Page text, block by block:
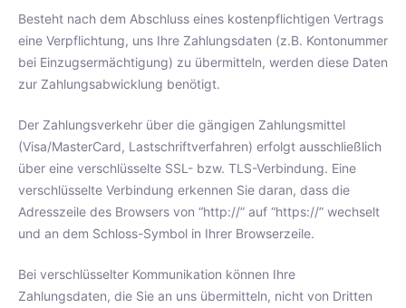
Besteht nach dem Abschluss eines kostenpflichtigen Vertrags
eine Verpflichtung, uns Ihre Zahlungsdaten (z.B. Kontonummer
bei Einzugsermächtigung) zu übermitteln, werden diese Daten
zur Zahlungsabwicklung benötigt.
Der Zahlungsverkehr über die gängigen Zahlungsmittel
(Visa/MasterCard, Lastschriftverfahren) erfolgt ausschließlich
über eine verschlüsselte SSL- bzw. TLS-Verbindung. Eine
verschlüsselte Verbindung erkennen Sie daran, dass die
Adresszeile des Browsers von “http://” auf “https://” wechselt
und an dem Schloss-Symbol in Ihrer Browserzeile.
Bei verschlüsselter Kommunikation können Ihre
Zahlungsdaten, die Sie an uns übermitteln, nicht von Dritten